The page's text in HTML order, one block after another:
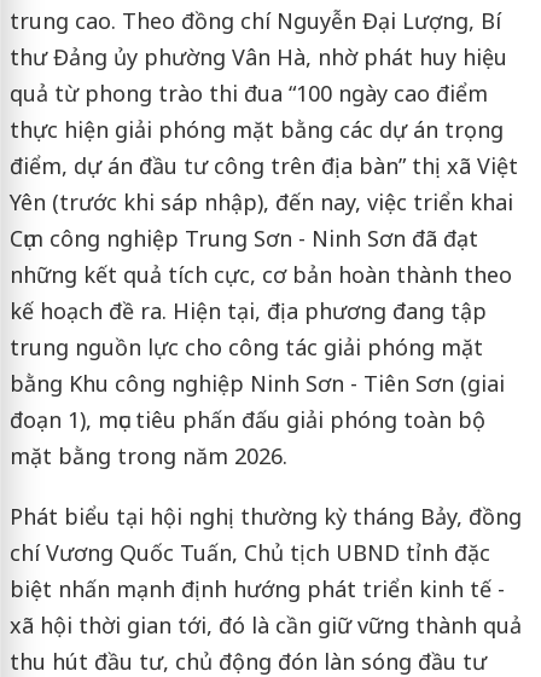
trung cao. Theo đồng chí Nguyễn Đại Lượng, Bí
thư Đảng ủy phường Vân Hà, nhờ phát huy hiệu
quả từ phong trào thi đua “100 ngày cao điểm
thực hiện giải phóng mặt bằng các dự án trọng
điểm, dự án đầu tư công trên địa bàn” thị xã Việt
Yên (trước khi sáp nhập), đến nay, việc triển khai
Cụm công nghiệp Trung Sơn - Ninh Sơn đã đạt
những kết quả tích cực, cơ bản hoàn thành theo
kế hoạch đề ra. Hiện tại, địa phương đang tập
trung nguồn lực cho công tác giải phóng mặt
bằng Khu công nghiệp Ninh Sơn - Tiên Sơn (giai
đoạn 1), mục tiêu phấn đấu giải phóng toàn bộ
mặt bằng trong năm 2026.
Phát biểu tại hội nghị thường kỳ tháng Bảy, đồng
chí Vương Quốc Tuấn, Chủ tịch UBND tỉnh đặc
biệt nhấn mạnh định hướng phát triển kinh tế -
xã hội thời gian tới, đó là cần giữ vững thành quả
thu hút đầu tư, chủ động đón làn sóng đầu tư